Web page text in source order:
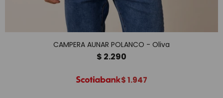
CAMPERA AUNAR POLANCO - Oliva
$ 2.290
$1.947